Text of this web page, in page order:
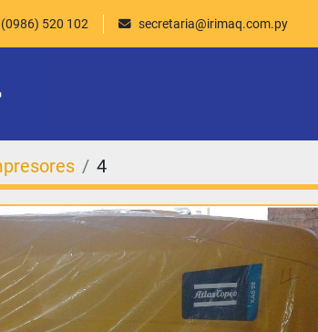
520 102 secretaria@irimaq.com.py
4